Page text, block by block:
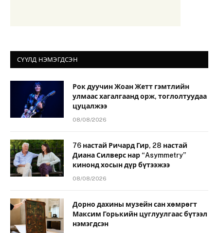
СҮҮЛД НЭМЭГДСЭН
Рок дуучин Жоан Жетт гэмтлийн
улмаас хагалгаанд орж, тоглолтуудаа
цуцалжээ
08/08/2026
76 настай Ричард Гир, 28 настай
Диана Силверс нар “Asymmetry”
кинонд хосын дүр бүтээжээ
08/08/2026
Дорно дахины музейн сан хөмрөгт
Максим Горькийн цуглуулгаас бүтээл
нэмэгдсэн